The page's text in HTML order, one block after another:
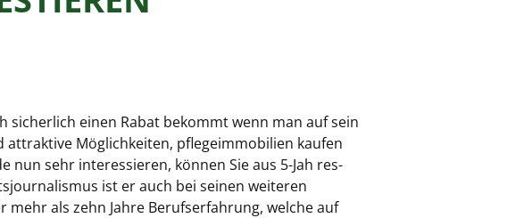
sicherlich einen Rabat bekommt wenn man auf sein
attraktive Möglichkeiten, pflegeimmobilien kaufen
sehr interessieren, können Sie aus 5-Jah res-
ist er auch bei seinen weiteren
als zehn Jahre Berufserfahrung, welche auf